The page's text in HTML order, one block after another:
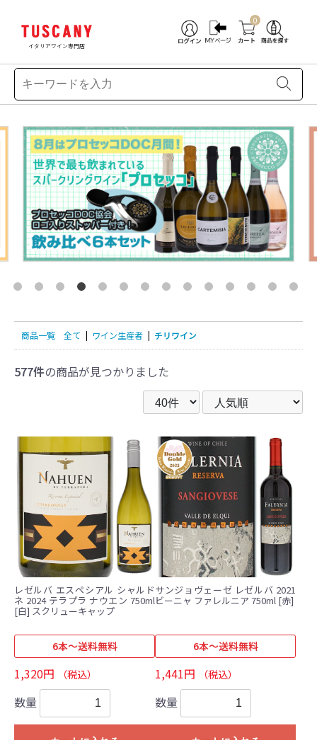
イタリアワイン専門店
0
商品一覧 全て | ワイン生産者 | チリワイン
577件の商品が見つかりました
レゼルバ エスペシアル シャルド
ネ 2024 テラプラ ナウエン 750ml
[白] スクリューキャップ
6本～送料無料
1,320円 （税込）
数量
サンジョヴェーゼ レゼルバ 2021
ビーニャ ファレルニア 750ml [赤]
6本～送料無料
1,441円 （税込）
数量